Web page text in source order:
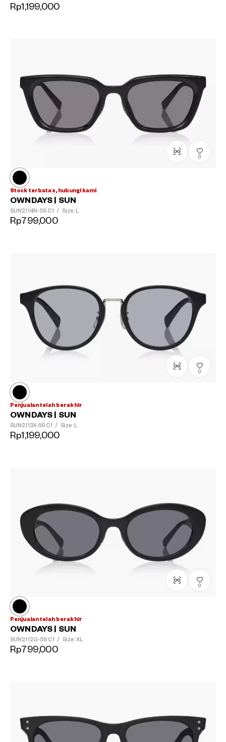
Rp1,199,000
0
Stock terbatas, hubungi kami
OWNDAYS | SUN
SUN2114N-5S C1 / Size: L
Rp799,000
0
Penjualan telah berakhir
OWNDAYS | SUN
SUN2113X-5S C1 / Size: L
Rp1,199,000
0
Penjualan telah berakhir
OWNDAYS | SUN
SUN2112G-5S C1 / Size: XL
Rp799,000
?